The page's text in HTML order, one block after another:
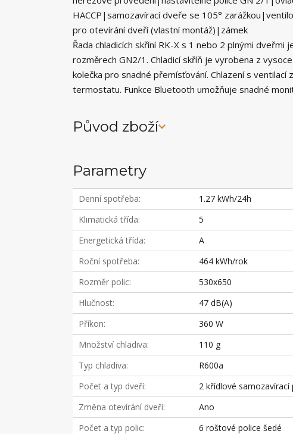
HACCP|samozavírací dveře se 105°
pro otevírání dveří (vlastní montáž)|zámek
Řada chladicích skříní RK-X s 1 nebo 2 plnými
rozměrech GN2/1. Chladicí skříň je vyrobena z
kolečka pro snadné přemísťování. Chlazení s
termostatu. Funkce Bluetooth umožňuje snadné
Původ zboží
Parametry
Denní spotřeba
1.27 kWh/24h
Klimatická třída
5
Energetická třída
A
Roční spotřeba
464 kWh/rok
Rozměr polic
530x650
Hlučnost
47 dB(A)
Příkon
360 W
Množství chladiva
110 g
Typ chladiva
R600a
Počet a typ dveří
2 křídlové samozavírací
Změna otevírání dveří
Ano
Počet a typ polic
6 roštové police šedé